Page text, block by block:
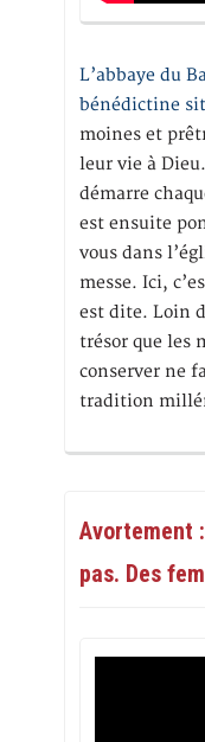
L’abbaye du
bénédictine
moines et
leur vie à
démarre
est ensuite
vous dans
messe. Ici,
est dite. Loin
trésor que les
conserver ne
tradition
Avortement
pas. Des